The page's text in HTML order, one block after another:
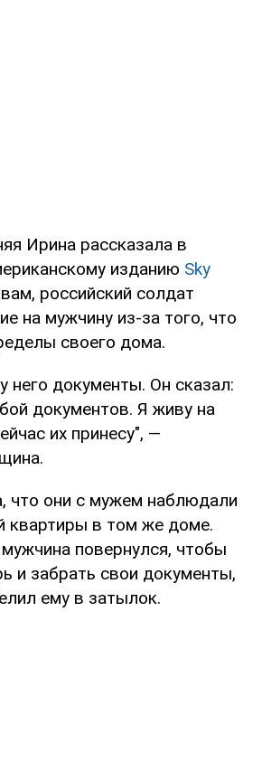
Ирина рассказала в
изданию Sky
российский солдат
на мужчину из-за того, что
своего дома.
него документы. Он сказал:
документов. Я живу на
их принесу", —
что они с мужем наблюдали
квартиры в том же доме.
повернулся, чтобы
и забрать свои документы,
ему в затылок.